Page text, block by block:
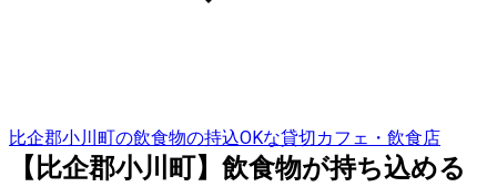
比企郡小川町の飲食物の持込OKな貸切カフェ・飲食店
【比企郡小川町】飲食物が持ち込める